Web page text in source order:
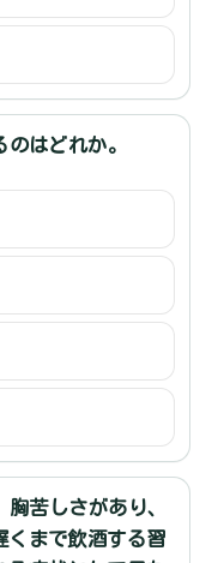
はどれか。
苦しさがあり、
くまで飲酒する習